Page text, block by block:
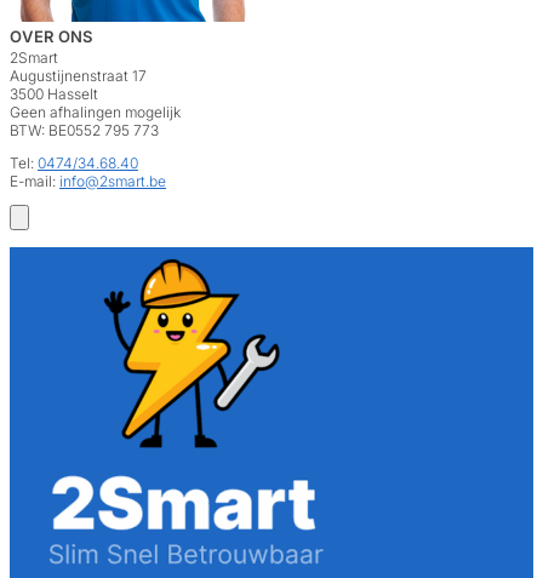
OVER ONS
2Smart
Augustijnenstraat 17
3500 Hasselt
Geen afhalingen mogelijk
BTW: BE0552 795 773
Tel: 0474/34.68.40
E-mail: info@2smart.be